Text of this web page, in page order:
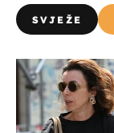
SVJEŽE